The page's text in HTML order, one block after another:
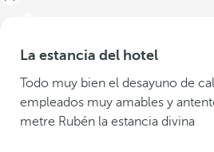
La estancia del hotel
Todo muy bien el desayuno de
empleados muy amables y antentos en
metre Rubén la estancia divina